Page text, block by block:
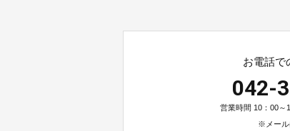
お電話で
042-
営業時間 10：00～
※メール